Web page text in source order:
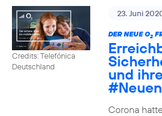
Credits: Telefónica
Deutschland
23. Juni
DER NEUE O2
und
Corona